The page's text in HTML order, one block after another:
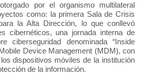
por el organismo multilateral
como: la primera Sala de Crisis
la Alta Dirección, lo que conllevó
cibernéticos, una jornada interna de
ciberseguridad denominada “Inside
Device Management (MDM), con
dispositivos móviles de la institución
de la información.